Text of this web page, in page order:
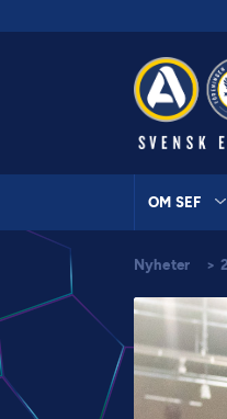
OM SEF
Nyheter >